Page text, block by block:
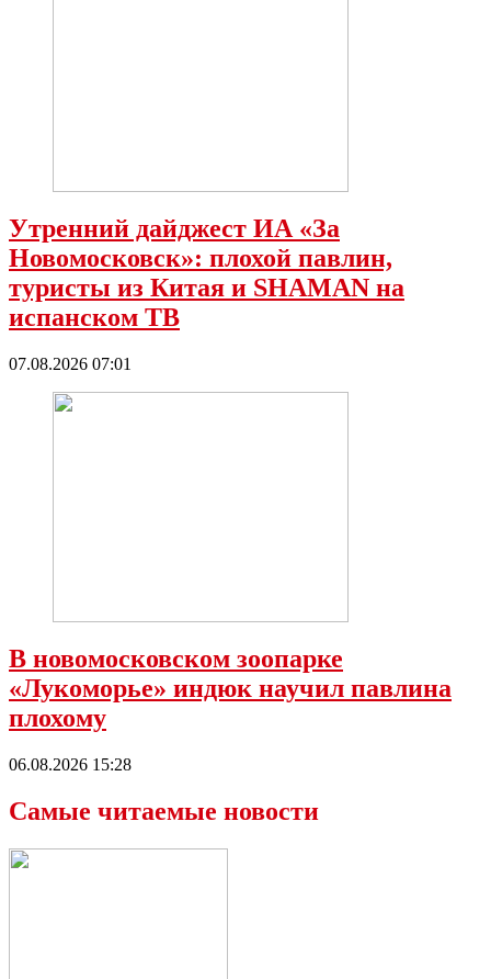
Утренний дайджест ИА «За
Новомосковск»: плохой павлин,
туристы из Китая и SHAMAN на
испанском ТВ
07.08.2026 07:01
В новомосковском зоопарке
«Лукоморье» индюк научил павлина
плохому
06.08.2026 15:28
Самые читаемые новости